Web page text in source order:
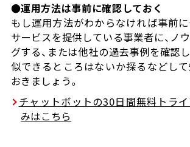
●運用方法は事前に確認しておく
もし運用方法がわからなければ事前
サービスを提供している事業者に、ノ
グする、または他社の過去事例を確認
似できるところはないか探るなどし
おきましょう。
チャットボットの30日間無料トラ
みはこちら